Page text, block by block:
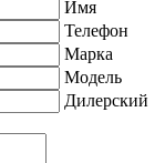
Имя
Телефон
Марка
Модель
Дилерский